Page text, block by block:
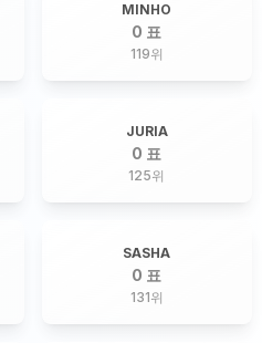
MINHO
0 표
119위
JURIA
0 표
125위
SASHA
0 표
131위